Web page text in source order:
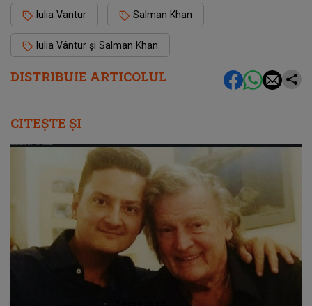
DISTRIBUIE ARTICOLUL
Iulia Vantur Salman Khan
Iulia Vântur și Salman Khan
CITEȘTE ȘI